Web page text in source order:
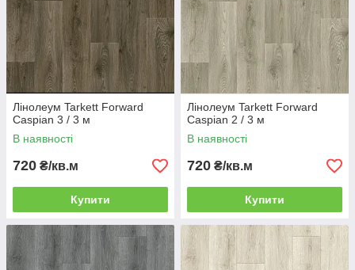
Лінолеум Tarkett Forward
Caspian 3 / 3 м
В наявності
720 ₴/кв.м
Купити
Лінолеум Tarkett Forward
Caspian 2 / 3 м
В наявності
720 ₴/кв.м
Купити